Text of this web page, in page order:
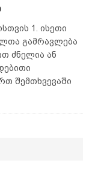
1. ისეთი
გამრავლება
ძნელია ან
შემთხვევაში